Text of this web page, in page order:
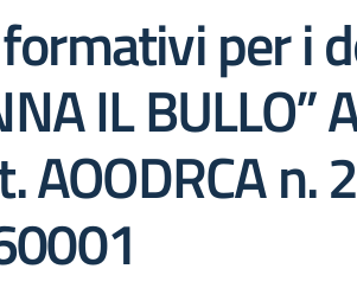
per i
IL BULLO”
AOODRCA